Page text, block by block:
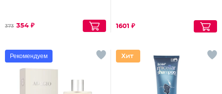
373 354 ₽ 1601 ₽
Рекомендуем